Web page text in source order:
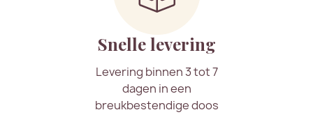
Snelle levering
Levering binnen 3 tot 7
dagen in een
breukbestendige doos